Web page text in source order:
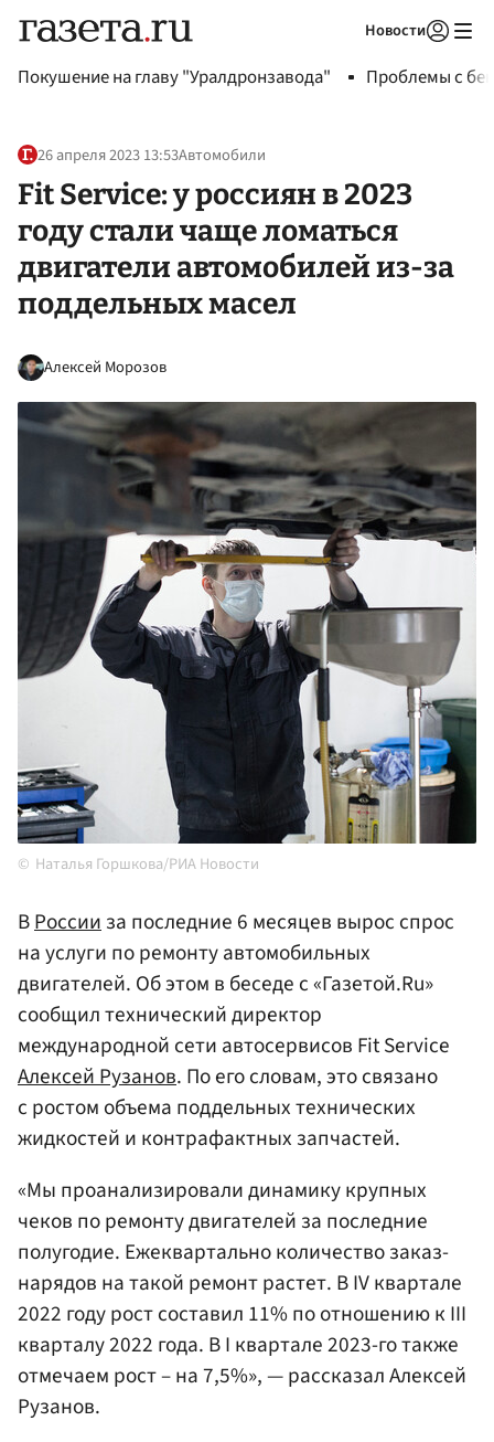
Новости
Покушение на главу "Уралдронзавода" Проблемы с
26 апреля 2023 13:53Автомобили
Fit Service: у россиян в 2023
году стали чаще ломаться
двигатели автомобилей из-за
поддельных масел
Алексей Морозов
Наталья Горшкова/РИА Новости
ВРоссииза последние 6 месяцев вырос спрос
на услуги по ремонту автомобильных
двигателей. Об этом в беседе с «Газетой.Ru»
сообщил технический директор
международной сети автосервисов Fit Service
Алексей Рузанов. По его словам, это связано
с ростом объема поддельных технических
жидкостей и контрафактных запчастей.
«Мы проанализировали динамику крупных
чеков по ремонту двигателей за последние
полугодие. Ежеквартально количество заказ-
нарядов на такой ремонт растет. В IV квартале
2022 году рост составил 11% по отношению к III
кварталу 2022 года. В I квартале 2023-го также
отмечаем рост – на 7,5%», — рассказал Алексей
Рузанов.